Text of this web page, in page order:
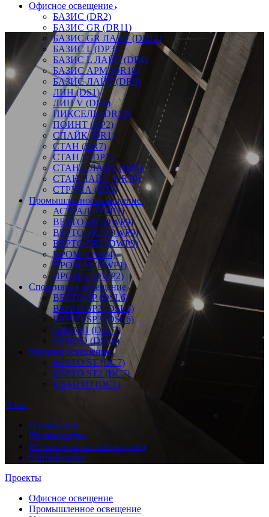
Офисное освещение
БАЗИС (DR2)
БАЗИС GR (DR11)
БАЗИС GR ЛАЙТ (DR12)
БАЗИС L (DP3)
БАЗИС L ЛАЙТ (DP4)
БАЗИС АРМ (DR18)
БАЗИС ЛАЙТ (DR9)
ЛИН (DS1)
ЛИН V (DR4)
ПИКСЕЛЬ (DR13)
ПОИНТ (DP2)
СПАЙК (DR1)
СТАН (DR7)
СТАН L (DP1)
СТАН L ЛАЙТ (DP5)
СТАН ЛАЙТ (DR10)
СТРУНА (DS3)
Промышленное освещение
АСТРАЛ (DHB1)
ВЕРТО PR (DWP9)
ВЕРТО PR2 (DWP9)
ВЕРТО PR3 (DWP9)
ПРОМ (DWP4)
ПРОМ M (DWP1)
ПРОМ S (DWP2)
Спортивное освещение
ВЕРТО SP (DSL6)
ВЕРТО SP2 (DSL6)
ВЕРТО SP3 (DSL6)
ОЛИМП (DSL7)
ТЕМПО (DSL8)
Уличное освещение
ВЕРТО ST (DC7)
ВЕРТО ST2 (DC7)
КВАНТО (DC1)
О нас
О компании
Производство
Испытательная лаборатория
Сертификаты
Проекты
Офисное освещение
Промышленное освещение